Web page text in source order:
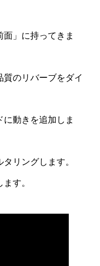
」に持ってきま
のリバーブをダイ
動きを追加しま
リングします。
す。